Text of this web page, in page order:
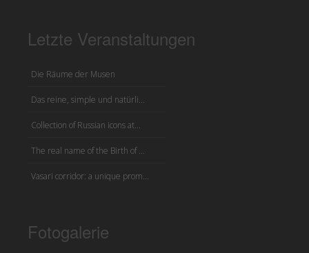
Letzte Veranstaltungen
Die Räume der Musen
Das reine, simple und natürli...
Collection of Russian icons at...
The real name of the Birth of ...
Vasari corridor: a unique prom...
Fotogalerie